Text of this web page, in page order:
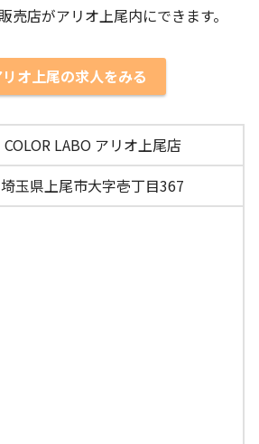
売店がアリオ上尾内にできます。
オ上尾の求人をみる
COLOR LABO アリオ上尾店
埼玉県上尾市大字壱丁目367